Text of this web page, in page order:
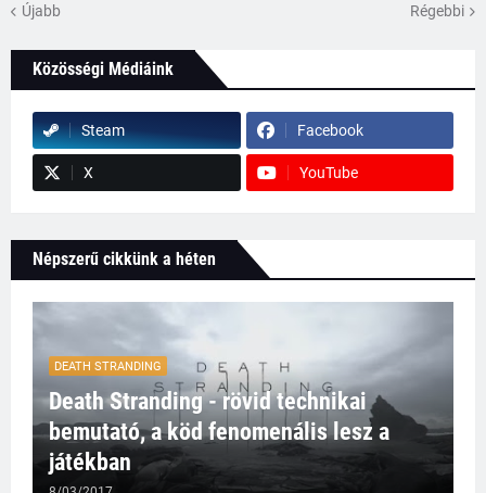
Újabb Régebbi
Közösségi Médiáink
Steam Facebook
X YouTube
Népszerű cikkünk a héten
DEATH STRANDING
Death Stranding - rövid technikai
bemutató, a köd fenomenális lesz a
játékban